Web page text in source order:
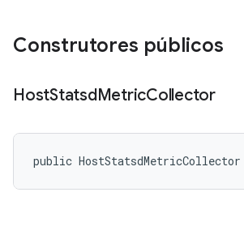
Construtores públicos
HostStatsdMetricCollector
public